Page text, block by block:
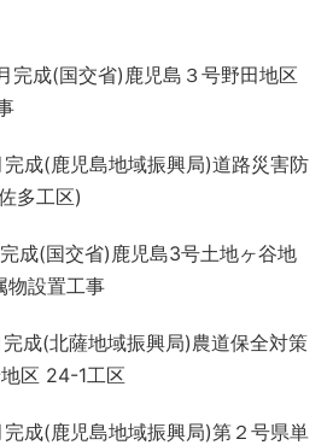
完成(国交省)鹿児島３号野田地区
成(鹿児島地域振興局)道路災害防
多工区)
成(国交省)鹿児島3号土地ヶ谷地
物設置工事
成(北薩地域振興局)農道保全対策
区 24-1工区
成(鹿児島地域振興局)第２号県単